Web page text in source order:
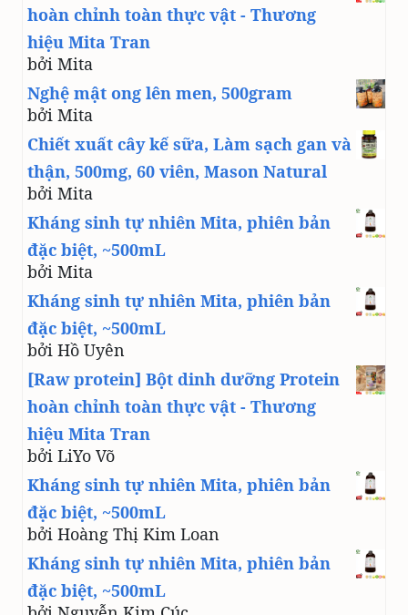
hoàn chỉnh toàn thực vật - Thương
hiệu Mita Tran
bởi Mita
Nghệ mật ong lên men, 500gram
bởi Mita
Chiết xuất cây kế sữa, Làm sạch gan và
thận, 500mg, 60 viên, Mason Natural
bởi Mita
Kháng sinh tự nhiên Mita, phiên bản
đặc biệt, ~500mL
bởi Mita
Kháng sinh tự nhiên Mita, phiên bản
đặc biệt, ~500mL
bởi Hồ Uyên
[Raw protein] Bột dinh dưỡng Protein
hoàn chỉnh toàn thực vật - Thương
hiệu Mita Tran
bởi LiYo Võ
Kháng sinh tự nhiên Mita, phiên bản
đặc biệt, ~500mL
bởi Hoàng Thị Kim Loan
Kháng sinh tự nhiên Mita, phiên bản
đặc biệt, ~500mL